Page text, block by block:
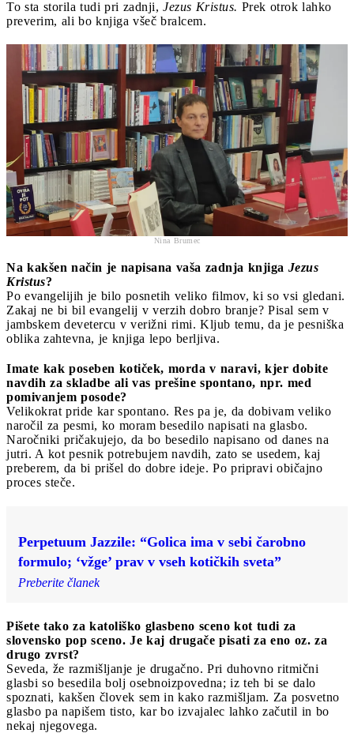
To sta storila tudi pri zadnji, Jezus Kristus. Prek otrok lahko
preverim, ali bo knjiga všeč bralcem.
Nina Brumec
Na kakšen način je napisana vaša zadnja knjiga Jezus
Kristus?
Po evangelijih je bilo posnetih veliko filmov, ki so vsi gledani.
Zakaj ne bi bil evangelij v verzih dobro branje? Pisal sem v
jambskem devetercu v verižni rimi. Kljub temu, da je pesniška
oblika zahtevna, je knjiga lepo berljiva.
Imate kak poseben kotiček, morda v naravi, kjer dobite
navdih za skladbe ali vas prešine spontano, npr. med
pomivanjem posode?
Velikokrat pride kar spontano. Res pa je, da dobivam veliko
naročil za pesmi, ko moram besedilo napisati na glasbo.
Naročniki pričakujejo, da bo besedilo napisano od danes na
jutri. A kot pesnik potrebujem navdih, zato se usedem, kaj
preberem, da bi prišel do dobre ideje. Po pripravi običajno
proces steče.
Perpetuum Jazzile: “Golica ima v sebi čarobno
formulo; ‘vžge’ prav v vseh kotičkih sveta”
Preberite članek
Pišete tako za katoliško glasbeno sceno kot tudi za
slovensko pop sceno. Je kaj drugače pisati za eno oz. za
drugo zvrst?
Seveda, že razmišljanje je drugačno. Pri duhovno ritmični
glasbi so besedila bolj osebnoizpovedna; iz teh bi se dalo
spoznati, kakšen človek sem in kako razmišljam. Za posvetno
glasbo pa napišem tisto, kar bo izvajalec lahko začutil in bo
nekaj njegovega.